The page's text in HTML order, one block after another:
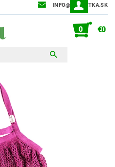
INFO@EKONETKA.SK
0 €0